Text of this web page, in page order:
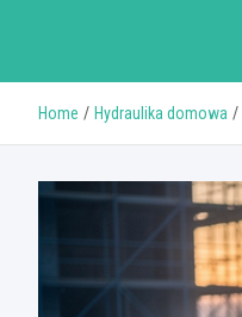
Home Hydraulika domowa